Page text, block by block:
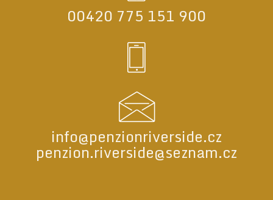
00420 775 151 900
info@penzionriverside.cz
penzion.riverside@seznam.cz